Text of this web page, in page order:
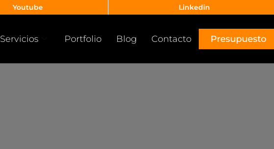
Youtube Linkedin
Servicios Portfolio Blog Contacto Presupuesto